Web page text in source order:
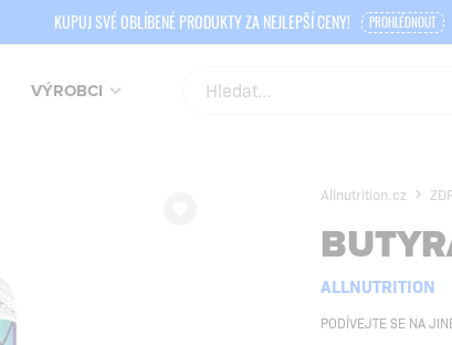
KUPUJ SVÉ OBLÍBENÉ PRODUKTY ZA NEJLEPŠÍ CENY! PROHLÉDNOUT
VÝROBCI
Allnutrition.cz
ALLNUTRITION
PODÍVEJTE SE NA